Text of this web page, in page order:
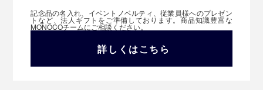
記念品の名入れ、イベントノベルティ、従業員様へのプレゼン
トなど、法人ギフトをご準備しております。商品知識豊富な
MONOCOチームにご相談ください。
詳しくはこちら